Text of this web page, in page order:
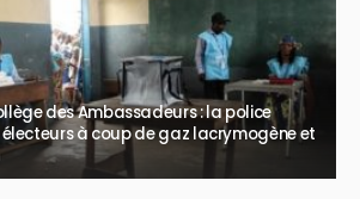
des Ambassadeurs : la police
à coup de gaz lacrymogène et